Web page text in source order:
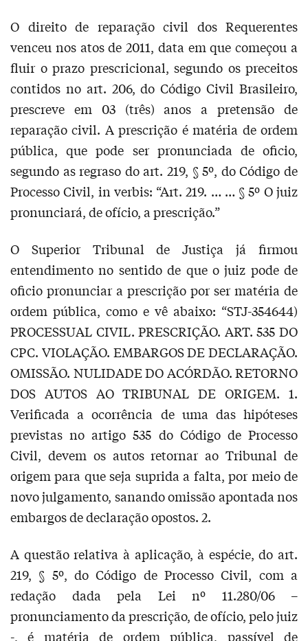
O direito de reparação civil dos Requerentes
venceu nos atos de 2011, data em que começou a
fluir o prazo prescricional, segundo os preceitos
contidos no art. 206, do Código Civil Brasileiro,
prescreve em 03 (três) anos a pretensão de
reparação civil. A prescrição é matéria de ordem
pública, que pode ser pronunciada de oficio,
segundo as regraso do art. 219, § 5º, do Código de
Processo Civil, in verbis: “Art. 219. … … § 5º O juiz
pronunciará, de ofício, a prescrição.”
O Superior Tribunal de Justiça já firmou
entendimento no sentido de que o juiz pode de
oficio pronunciar a prescrição por ser matéria de
ordem pública, como e vê abaixo: “STJ-354644)
PROCESSUAL CIVIL. PRESCRIÇÃO. ART. 535 DO
CPC. VIOLAÇÃO. EMBARGOS DE DECLARAÇÃO.
OMISSÃO. NULIDADE DO ACÓRDÃO. RETORNO
DOS AUTOS AO TRIBUNAL DE ORIGEM. 1.
Verificada a ocorrência de uma das hipóteses
previstas no artigo 535 do Código de Processo
Civil, devem os autos retornar ao Tribunal de
origem para que seja suprida a falta, por meio de
novo julgamento, sanando omissão apontada nos
embargos de declaração opostos. 2.
A questão relativa à aplicação, à espécie, do art.
219, § 5º, do Código de Processo Civil, com a
redação dada pela Lei nº 11.280/06 –
pronunciamento da prescrição, de ofício, pelo juiz
-, é matéria de ordem pública, passível de